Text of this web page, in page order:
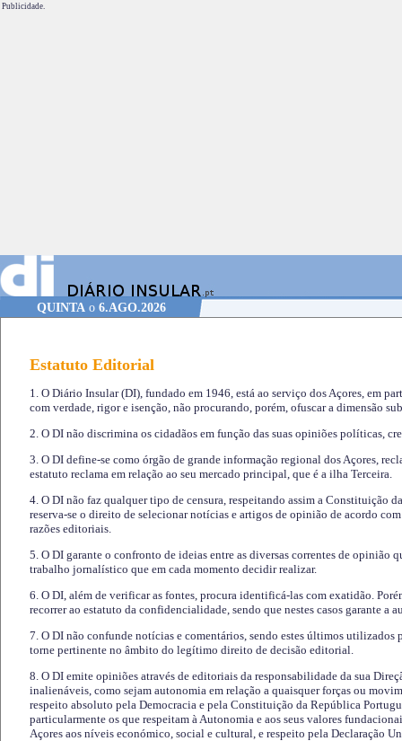
Publicidade.
QUINTAo 6.AGO.2026
Estatuto Editorial
1. O Diário Insular (DI), fundado em 1946, está ao serviço dos Açores, em
com verdade, rigor e isenção, não procurando, porém, ofuscar a dimensão
2. O DI não discrimina os cidadãos em função das suas opiniões políticas,
3. O DI define-se como órgão de grande informação regional dos Açores,
estatuto reclama em relação ao seu mercado principal, que é a ilha Terceira.
4. O DI não faz qualquer tipo de censura, respeitando assim a Constituição
reserva-se o direito de selecionar notícias e artigos de opinião de acordo
razões editoriais.
5. O DI garante o confronto de ideias entre as diversas correntes de opinião
trabalho jornalístico que em cada momento decidir realizar.
6. O DI, além de verificar as fontes, procura identificá-las com exatidão.
recorrer ao estatuto da confidencialidade, sendo que nestes casos garante a
7. O DI não confunde notícias e comentários, sendo estes últimos utilizados
torne pertinente no âmbito do legítimo direito de decisão editorial.
8. O DI emite opiniões através de editoriais da responsabilidade da sua
inalienáveis, como sejam autonomia em relação a quaisquer forças ou
respeito absoluto pela Democracia e pela Constituição da República
particularmente os que respeitam à Autonomia e aos seus valores
Açores aos níveis económico, social e cultural, e respeito pela Declaração